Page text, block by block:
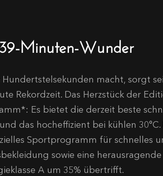
Minuten-Wunder
macht, sorgt
Rekordzeit. Das Herzstück der
Es bietet die derzeit beste
das hocheffizient bei kühlen
Sportprogramm für schnelles
sowie eine herausragende
A um 35% übertrifft.